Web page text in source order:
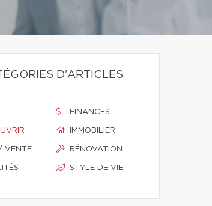
D'ARTICLES
VENTE
FINANCES
IMMOBILIER
RÉNOVATION
STYLE DE VIE